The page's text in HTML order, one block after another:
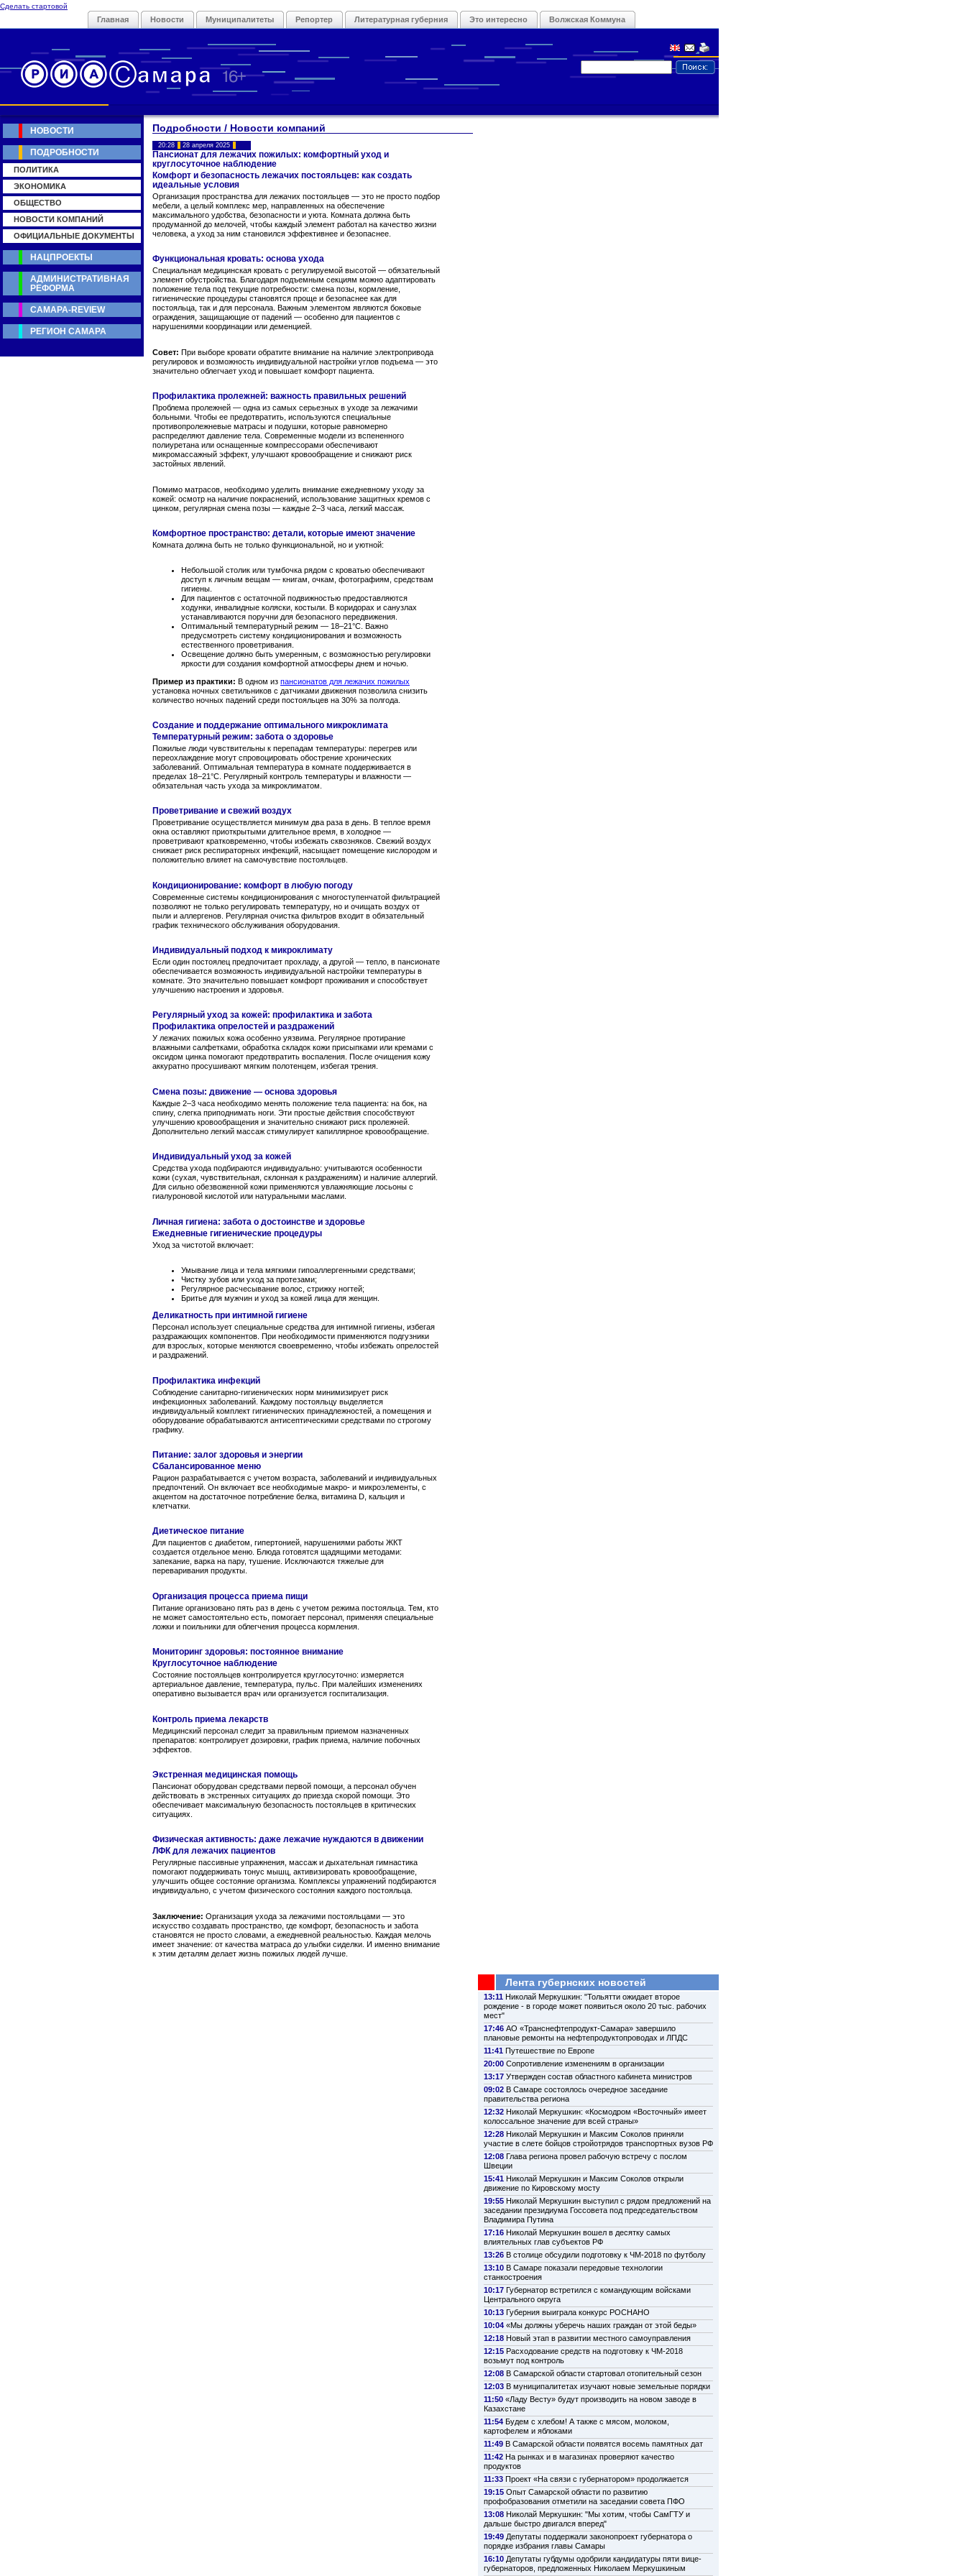
Сделать стартовой
Главная Новости Муниципалитеты Репортер Литературная губерния Это интересно Волжская Коммуна
Подробности / Новости компаний
20:28 28 апреля 2025
Пансионат для лежачих пожилых: комфортный уход и
круглосуточное наблюдение
Комфорт и безопасность лежачих постояльцев: как создать
идеальные условия
Организация пространства для лежачих постояльцев — это не просто подбор
мебели, а целый комплекс мер, направленных на обеспечение
максимального удобства, безопасности и уюта. Комната должна быть
продуманной до мелочей, чтобы каждый элемент работал на качество жизни
человека, а уход за ним становился эффективнее и безопаснее.
Функциональная кровать: основа ухода
Специальная медицинская кровать с регулируемой высотой — обязательный
элемент обустройства. Благодаря подъемным секциям можно адаптировать
положение тела под текущие потребности: смена позы, кормление,
гигиенические процедуры становятся проще и безопаснее как для
постояльца, так и для персонала. Важным элементом являются боковые
ограждения, защищающие от падений — особенно для пациентов с
нарушениями координации или деменцией.
Совет: При выборе кровати обратите внимание на наличие электропривода
регулировок и возможность индивидуальной настройки углов подъема — это
значительно облегчает уход и повышает комфорт пациента.
Профилактика пролежней: важность правильных решений
Проблема пролежней — одна из самых серьезных в уходе за лежачими
больными. Чтобы ее предотвратить, используются специальные
противопролежневые матрасы и подушки, которые равномерно
распределяют давление тела. Современные модели из вспененного
полиуретана или оснащенные компрессорами обеспечивают
микромассажный эффект, улучшают кровообращение и снижают риск
застойных явлений.
Помимо матрасов, необходимо уделить внимание ежедневному уходу за
кожей: осмотр на наличие покраснений, использование защитных кремов с
цинком, регулярная смена позы — каждые 2–3 часа, легкий массаж.
Комфортное пространство: детали, которые имеют значение
Комната должна быть не только функциональной, но и уютной:
Небольшой столик или тумбочка рядом с кроватью обеспечивают
доступ к личным вещам — книгам, очкам, фотографиям, средствам
гигиены.
Для пациентов с остаточной подвижностью предоставляются
ходунки, инвалидные коляски, костыли. В коридорах и санузлах
устанавливаются поручни для безопасного передвижения.
Оптимальный температурный режим — 18–21°C. Важно
предусмотреть систему кондиционирования и возможность
естественного проветривания.
Освещение должно быть умеренным, с возможностью регулировки
яркости для создания комфортной атмосферы днем и ночью.
Пример из практики: В одном из пансионатов для лежачих пожилых
установка ночных светильников с датчиками движения позволила снизить
количество ночных падений среди постояльцев на 30% за полгода.
Создание и поддержание оптимального микроклимата
Температурный режим: забота о здоровье
Пожилые люди чувствительны к перепадам температуры: перегрев или
переохлаждение могут спровоцировать обострение хронических
заболеваний. Оптимальная температура в комнате поддерживается в
пределах 18–21°C. Регулярный контроль температуры и влажности —
обязательная часть ухода за микроклиматом.
Проветривание и свежий воздух
Проветривание осуществляется минимум два раза в день. В теплое время
окна оставляют приоткрытыми длительное время, в холодное —
проветривают кратковременно, чтобы избежать сквозняков. Свежий воздух
снижает риск респираторных инфекций, насыщает помещение кислородом и
положительно влияет на самочувствие постояльцев.
Кондиционирование: комфорт в любую погоду
Современные системы кондиционирования с многоступенчатой фильтрацией
позволяют не только регулировать температуру, но и очищать воздух от
пыли и аллергенов. Регулярная очистка фильтров входит в обязательный
график технического обслуживания оборудования.
Индивидуальный подход к микроклимату
Если один постоялец предпочитает прохладу, а другой — тепло, в пансионате
обеспечивается возможность индивидуальной настройки температуры в
комнате. Это значительно повышает комфорт проживания и способствует
улучшению настроения и здоровья.
Регулярный уход за кожей: профилактика и забота
Профилактика опрелостей и раздражений
У лежачих пожилых кожа особенно уязвима. Регулярное протирание
влажными салфетками, обработка складок кожи присыпками или кремами с
оксидом цинка помогают предотвратить воспаления. После очищения кожу
аккуратно просушивают мягким полотенцем, избегая трения.
Смена позы: движение — основа здоровья
Каждые 2–3 часа необходимо менять положение тела пациента: на бок, на
спину, слегка приподнимать ноги. Эти простые действия способствуют
улучшению кровообращения и значительно снижают риск пролежней.
Дополнительно легкий массаж стимулирует капиллярное кровообращение.
Индивидуальный уход за кожей
Средства ухода подбираются индивидуально: учитываются особенности
кожи (сухая, чувствительная, склонная к раздражениям) и наличие аллергий.
Для сильно обезвоженной кожи применяются увлажняющие лосьоны с
гиалуроновой кислотой или натуральными маслами.
Личная гигиена: забота о достоинстве и здоровье
Ежедневные гигиенические процедуры
Уход за чистотой включает:
Умывание лица и тела мягкими гипоаллергенными средствами;
Чистку зубов или уход за протезами;
Регулярное расчесывание волос, стрижку ногтей;
Бритье для мужчин и уход за кожей лица для женщин.
Деликатность при интимной гигиене
Персонал использует специальные средства для интимной гигиены, избегая
раздражающих компонентов. При необходимости применяются подгузники
для взрослых, которые меняются своевременно, чтобы избежать опрелостей
и раздражений.
Профилактика инфекций
Соблюдение санитарно-гигиенических норм минимизирует риск
инфекционных заболеваний. Каждому постояльцу выделяется
индивидуальный комплект гигиенических принадлежностей, а помещения и
оборудование обрабатываются антисептическими средствами по строгому
графику.
Питание: залог здоровья и энергии
Сбалансированное меню
Рацион разрабатывается с учетом возраста, заболеваний и индивидуальных
предпочтений. Он включает все необходимые макро- и микроэлементы, с
акцентом на достаточное потребление белка, витамина D, кальция и
клетчатки.
Диетическое питание
Для пациентов с диабетом, гипертонией, нарушениями работы ЖКТ
создается отдельное меню. Блюда готовятся щадящими методами:
запекание, варка на пару, тушение. Исключаются тяжелые для
переваривания продукты.
Организация процесса приема пищи
Питание организовано пять раз в день с учетом режима постояльца. Тем, кто
не может самостоятельно есть, помогает персонал, применяя специальные
ложки и поильники для облегчения процесса кормления.
Мониторинг здоровья: постоянное внимание
Круглосуточное наблюдение
Состояние постояльцев контролируется круглосуточно: измеряется
артериальное давление, температура, пульс. При малейших изменениях
оперативно вызывается врач или организуется госпитализация.
Контроль приема лекарств
Медицинский персонал следит за правильным приемом назначенных
препаратов: контролирует дозировки, график приема, наличие побочных
эффектов.
Экстренная медицинская помощь
Пансионат оборудован средствами первой помощи, а персонал обучен
действовать в экстренных ситуациях до приезда скорой помощи. Это
обеспечивает максимальную безопасность постояльцев в критических
ситуациях.
Физическая активность: даже лежачие нуждаются в движении
ЛФК для лежачих пациентов
Регулярные пассивные упражнения, массаж и дыхательная гимнастика
помогают поддерживать тонус мышц, активизировать кровообращение,
улучшить общее состояние организма. Комплексы упражнений подбираются
индивидуально, с учетом физического состояния каждого постояльца.
Заключение: Организация ухода за лежачими постояльцами — это
искусство создавать пространство, где комфорт, безопасность и забота
становятся не просто словами, а ежедневной реальностью. Каждая мелочь
имеет значение: от качества матраса до улыбки сиделки. И именно внимание
к этим деталям делает жизнь пожилых людей лучше.
НОВОСТИ
ПОДРОБНОСТИ
ПОЛИТИКА
ЭКОНОМИКА
ОБЩЕСТВО
НОВОСТИ КОМПАНИЙ
ОФИЦИАЛЬНЫЕ ДОКУМЕНТЫ
НАЦПРОЕКТЫ
АДМИНИСТРАТИВНАЯ
РЕФОРМА
САМАРА-REVIEW
РЕГИОН САМАРА
Лента губернских новостей
13:11 Николай Меркушкин: "Тольятти ожидает второе
рождение - в городе может появиться около 20 тыс. рабочих
мест"
17:46 АО «Транснефтепродукт-Самара» завершило
плановые ремонты на нефтепродуктопроводах и ЛПДС
11:41 Путешествие по Европе
20:00 Сопротивление изменениям в организации
13:17 Утвержден состав областного кабинета министров
09:02 В Самаре состоялось очередное заседание
правительства региона
12:32 Николай Меркушкин: «Космодром «Восточный» имеет
колоссальное значение для всей страны»
12:28 Николай Меркушкин и Максим Соколов приняли
участие в слете бойцов стройотрядов транспортных вузов РФ
12:08 Глава региона провел рабочую встречу с послом
Швеции
15:41 Николай Меркушкин и Максим Соколов открыли
движение по Кировскому мосту
19:55 Николай Меркушкин выступил с рядом предложений на
заседании президиума Госсовета под председательством
Владимира Путина
17:16 Николай Меркушкин вошел в десятку самых
влиятельных глав субъектов РФ
13:26 В столице обсудили подготовку к ЧМ-2018 по футболу
13:10 В Самаре показали передовые технологии
станкостроения
10:17 Губернатор встретился с командующим войсками
Центрального округа
10:13 Губерния выиграла конкурс РОСНАНО
10:04 «Мы должны уберечь наших граждан от этой беды»
12:18 Новый этап в развитии местного самоуправления
12:15 Расходование средств на подготовку к ЧМ-2018
возьмут под контроль
12:08 В Самарской области стартовал отопительный сезон
12:03 В муниципалитетах изучают новые земельные порядки
11:50 «Ладу Весту» будут производить на новом заводе в
Казахстане
11:54 Будем с хлебом! А также с мясом, молоком,
картофелем и яблоками
11:49 В Самарской области появятся восемь памятных дат
11:42 На рынках и в магазинах проверяют качество
продуктов
11:33 Проект «На связи с губернатором» продолжается
19:15 Опыт Самарской области по развитию
профобразования отметили на заседании совета ПФО
13:08 Николай Меркушкин: "Мы хотим, чтобы СамГТУ и
дальше быстро двигался вперед"
19:49 Депутаты поддержали законопроект губернатора о
порядке избрания главы Самары
16:10 Депутаты губдумы одобрили кандидатуры пяти вице-
губернаторов, предложенных Николаем Меркушкиным